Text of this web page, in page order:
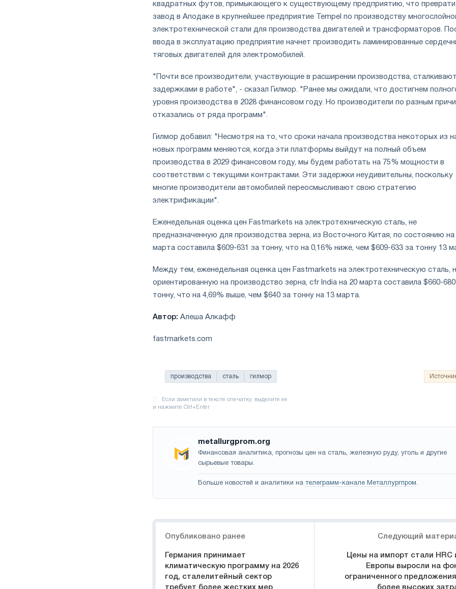
квадратных футов, примыкающего к существующему предприятию, что
завод в Аподаке в крупнейшее предприятие Tempel по производству
электротехнической стали для производства двигателей и трансформаторов.
ввода в эксплуатацию предприятие начнет производить ламинированные
тяговых двигателей для электромобилей.
"Почти все производители, участвующие в расширении производства,
задержками в работе", - сказал Гилмор. "Ранее мы ожидали, что достигнем
уровня производства в 2028 финансовом году. Но производители по разным
отказались от ряда программ".
Гилмор добавил: "Несмотря на то, что сроки начала производства некоторых из
новых программ меняются, когда эти платформы выйдут на полный объем
производства в 2029 финансовом году, мы будем работать на 75% мощности в
соответствии с текущими контрактами. Эти задержки неудивительны, поскольку
многие производители автомобилей переосмысливают свою стратегию
электрификации".
Еженедельная оценка цен Fastmarkets на электротехническую сталь, не
предназначенную для производства зерна, из Восточного Китая, по состоянию на
марта составила $609-631 за тонну, что на 0,16% ниже, чем $609-633 за тонну 13
Между тем, еженедельная оценка цен Fastmarkets на электротехническую сталь,
ориентированную на производство зерна, cfr India на 20 марта составила $660-
тонну, что на 4,69% выше, чем $640 за тонну на 13 марта.
Автор: Алеша Алкафф
fastmarkets.com
производства сталь гилмор
metallurgprom.org
Финансовая аналитика, прогнозы цен на сталь, железную руду, уголь и другие
сырьевые товары.
Больше новостей и аналитики на телеграмм-канале Металлургпром.
Опубликовано ранее
Германия принимает
климатическую программу на 2026
год, сталелитейный сектор
требует более жестких мер
Следующий
Цены на импорт стали HRC
Европы выросли на
ограниченного
более высоких